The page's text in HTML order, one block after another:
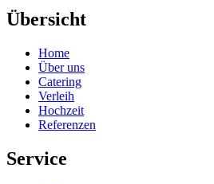
Übersicht
Home
Über uns
Catering
Verleih
Hochzeit
Referenzen
Service